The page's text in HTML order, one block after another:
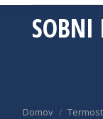
SOBNI
Domov